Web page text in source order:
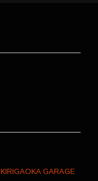
⁡KIRIGAOKA GARAGE